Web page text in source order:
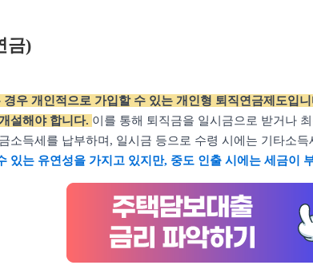
금)
우 개인적으로 가입할 수 있는 개인형 퇴직연금제도입
설해야 합니다. 이를 통해 퇴직금을 일시금으로 받거나
소득세를 납부하며, 일시금 등으로 수령 시에는 기타소
있는 유연성을 가지고 있지만, 중도 인출 시에는 세금이